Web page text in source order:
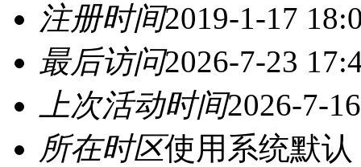
注册时间2019-1-17
最后访问2026-7-23
上次活动时间2026-7-
所在时区使用系统默认